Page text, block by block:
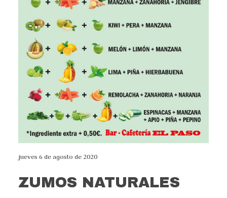
jueves 6 de agosto de 2020
ZUMOS NATURALES